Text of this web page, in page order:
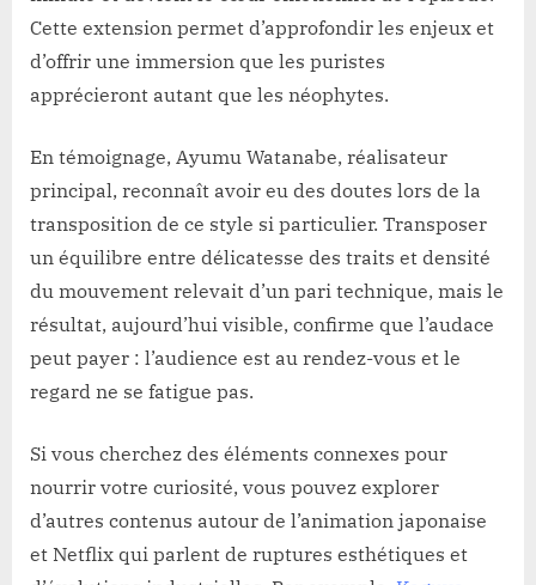
Cette extension permet d’approfondir les enjeux et
d’offrir une immersion que les puristes
apprécieront autant que les néophytes.
En témoignage, Ayumu Watanabe, réalisateur
principal, reconnaît avoir eu des doutes lors de la
transposition de ce style si particulier. Transposer
un équilibre entre délicatesse des traits et densité
du mouvement relevait d’un pari technique, mais le
résultat, aujourd’hui visible, confirme que l’audace
peut payer : l’audience est au rendez-vous et le
regard ne se fatigue pas.
Si vous cherchez des éléments connexes pour
nourrir votre curiosité, vous pouvez explorer
d’autres contenus autour de l’animation japonaise
et Netflix qui parlent de ruptures esthétiques et